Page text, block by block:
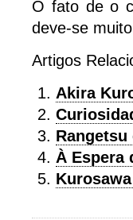
O fato de o
deve-se
Artigos
Akira
À Espera